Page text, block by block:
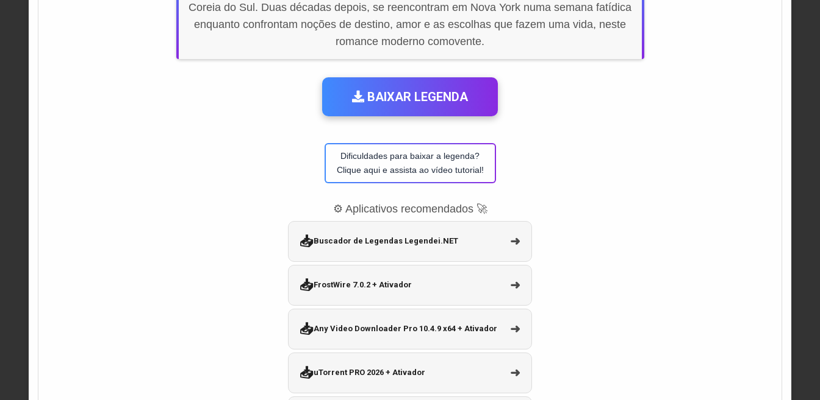
Coreia do Sul. Duas décadas depois, se reencontram em Nova York numa semana fatídica
enquanto confrontam noções de destino, amor e as escolhas que fazem uma vida, neste
romance moderno comovente.
BAIXAR LEGENDA
Dificuldades para baixar a legenda?
Clique aqui e assista ao vídeo tutorial!
⚙️ Aplicativos recomendados 🚀
📥Buscador de Legendas Legendei.NET ➜
📥FrostWire 7.0.2 + Ativador ➜
📥Any Video Downloader Pro 10.4.9 x64 + Ativador ➜
📥uTorrent PRO 2026 + Ativador ➜